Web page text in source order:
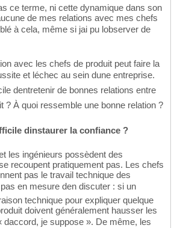
ce terme, ni cette dynamique dans son
de mes relations avec mes chefs
à cela, même si jai pu lobserver de
avec les chefs de produit peut faire la
et léchec au sein dune entreprise.
dentretenir de bonnes relations entre
? À quoi ressemble une bonne relation ?
dinstaurer la confiance ?
les ingénieurs possèdent des
recoupent pratiquement pas. Les chefs
pas le travail technique des
en mesure den discuter : si un
technique pour expliquer quelque
doivent généralement hausser les
je suppose ». De même, les